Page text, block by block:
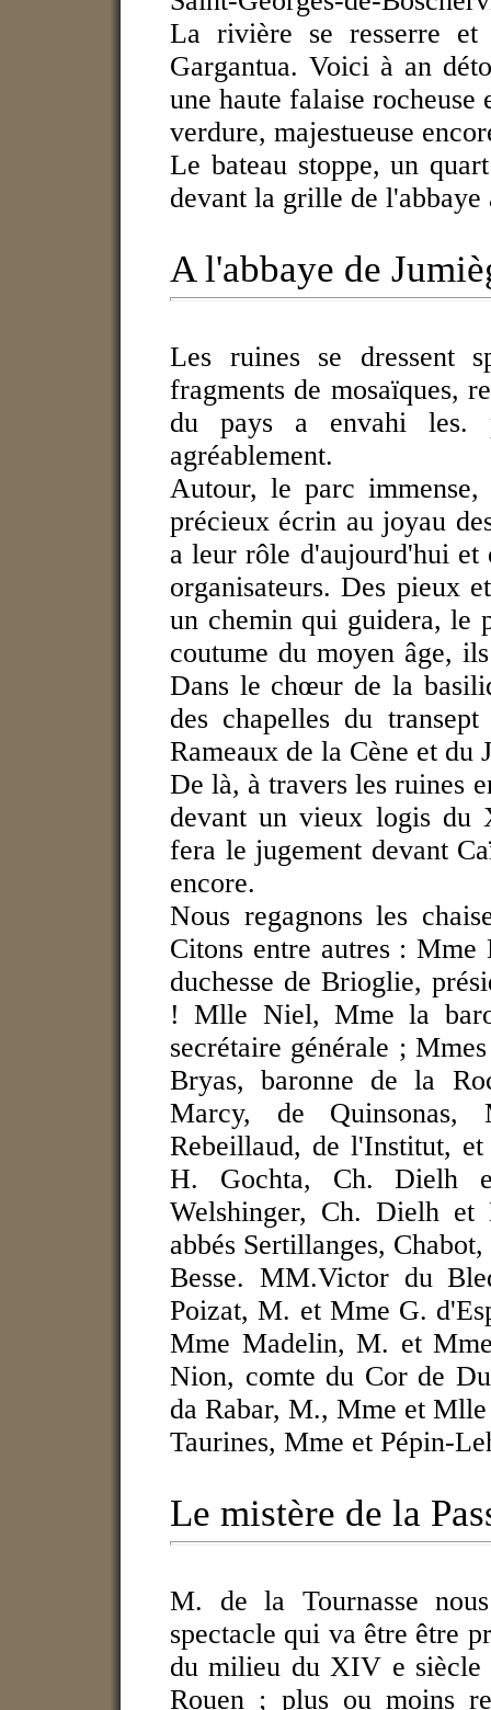
La rivière se resserre
Gargantua. Voici à an
une haute falaise rocheuse
verdure, majestueuse
Le bateau stoppe, un
devant la grille de
A l'abbaye de
Les ruines se dressent
fragments de mosaïques,
du pays a envahi les.
agréablement.
Autour, le parc
précieux écrin au joyau
a leur rôle d'aujourd'hui et
organisateurs. Des pieux
un chemin qui guidera, le
coutume du moyen âge,
Dans le chœur de la
des chapelles du
Rameaux de la Cène et du
De là, à travers les ruines
devant un vieux logis du
fera le jugement devant
encore.
Nous regagnons les
Citons entre autres :
duchesse de Brioglie,
! Mlle Niel, Mme la
secrétaire générale ;
Bryas, baronne de la
Marcy, de
Rebeillaud, de l'Institut,
H. Gochta, Ch. Dielh
Welshinger, Ch. Dielh
abbés Sertillanges,
Besse. MM.Victor du
Poizat, M. et Mme G.
Mme Madelin, M. et
Nion, comte du Cor de
da Rabar, M., Mme et
Taurines, Mme et Pépin-
Le mistère de la
M. de la Tournasse
spectacle qui va être être
du milieu du XIV e siècle
Rouen ; plus ou moins